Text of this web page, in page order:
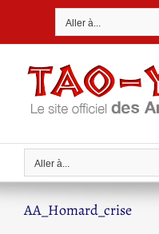
Aller à...
Aller à...
AA_Homard_crise